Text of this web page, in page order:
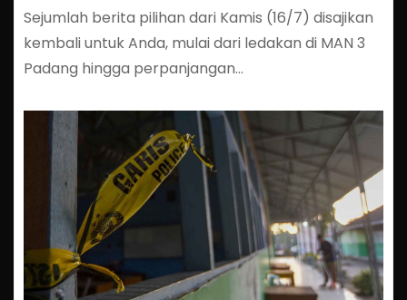
Sejumlah berita pilihan dari Kamis (16/7) disajikan
kembali untuk Anda, mulai dari ledakan di MAN 3
Padang hingga perpanjangan…